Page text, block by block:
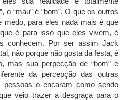
o “mau” é “bom”. O que os outros
medo, para eles nada mais é que
é para isso que eles vivem, é
conhecem. Por ser assim Jack
não porque não gosta da festa, é
mas sua perpecção de “bom” e
da percepção das outras
pessoas o encaram como sendo
veio trazer a desgraça para o